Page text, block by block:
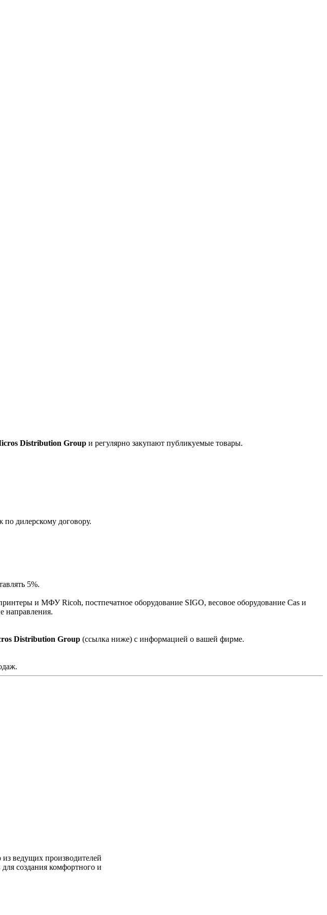
Distribution Group и регулярно закупают публикуемые товары.
дилерскому договору.
5%.
и МФУ Ricoh, постпечатное оборудование SIGO, весовое оборудование Cas и
направления.
Distribution Group (ссылка ниже) с информацией о вашей фирме.
ведущих производителей
создания комфортного и